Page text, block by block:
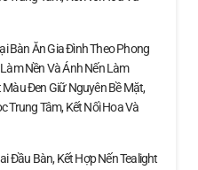
Bàn Ăn Gia Đình Theo Phong
Nền Và Ánh Nến Làm
Đen Giữ Nguyên Bề Mặt,
Trung Tâm, Kết Nối Hoa Và
Đầu Bàn, Kết Hợp Nến Tealight